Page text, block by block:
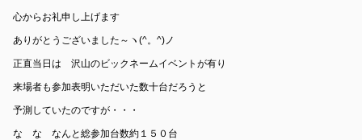
心からお礼申し上げます
ありがとうございました～ヽ(^。^)ノ
正直当日は 沢山のビックネームイベントが有り
来場者も参加表明いただいた数十台だろうと
予測していたのですが・・・
な な なんと総参加台数約１５０台